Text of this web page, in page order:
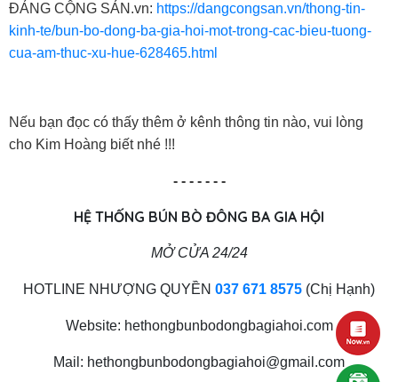
ĐẢNG CỘNG SẢN.vn: https://dangcongsan.vn/thong-tin-
kinh-te/bun-bo-dong-ba-gia-hoi-mot-trong-cac-bieu-tuong-
cua-am-thuc-xu-hue-628465.html
Nếu bạn đọc có thấy thêm ở kênh thông tin nào, vui lòng
cho Kim Hoàng biết nhé !!!
- - - - - - -
HỆ THỐNG BÚN BÒ ĐÔNG BA GIA HỘI
MỞ CỬA 24/24
HOTLINE NHƯỢNG QUYỀN 037 671 8575 (Chị Hạnh)
Website: hethongbunbodongbagiahoi.com
Mail: hethongbunbodongbagiahoi@gmail.com